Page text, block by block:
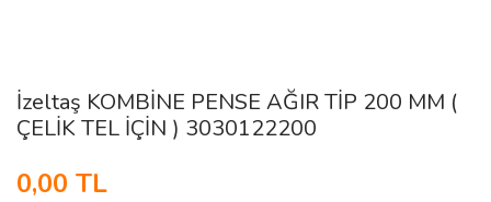
İzeltaş KOMBİNE PENSE AĞIR TİP 200 MM (
ÇELİK TEL İÇİN ) 3030122200
0,00 TL